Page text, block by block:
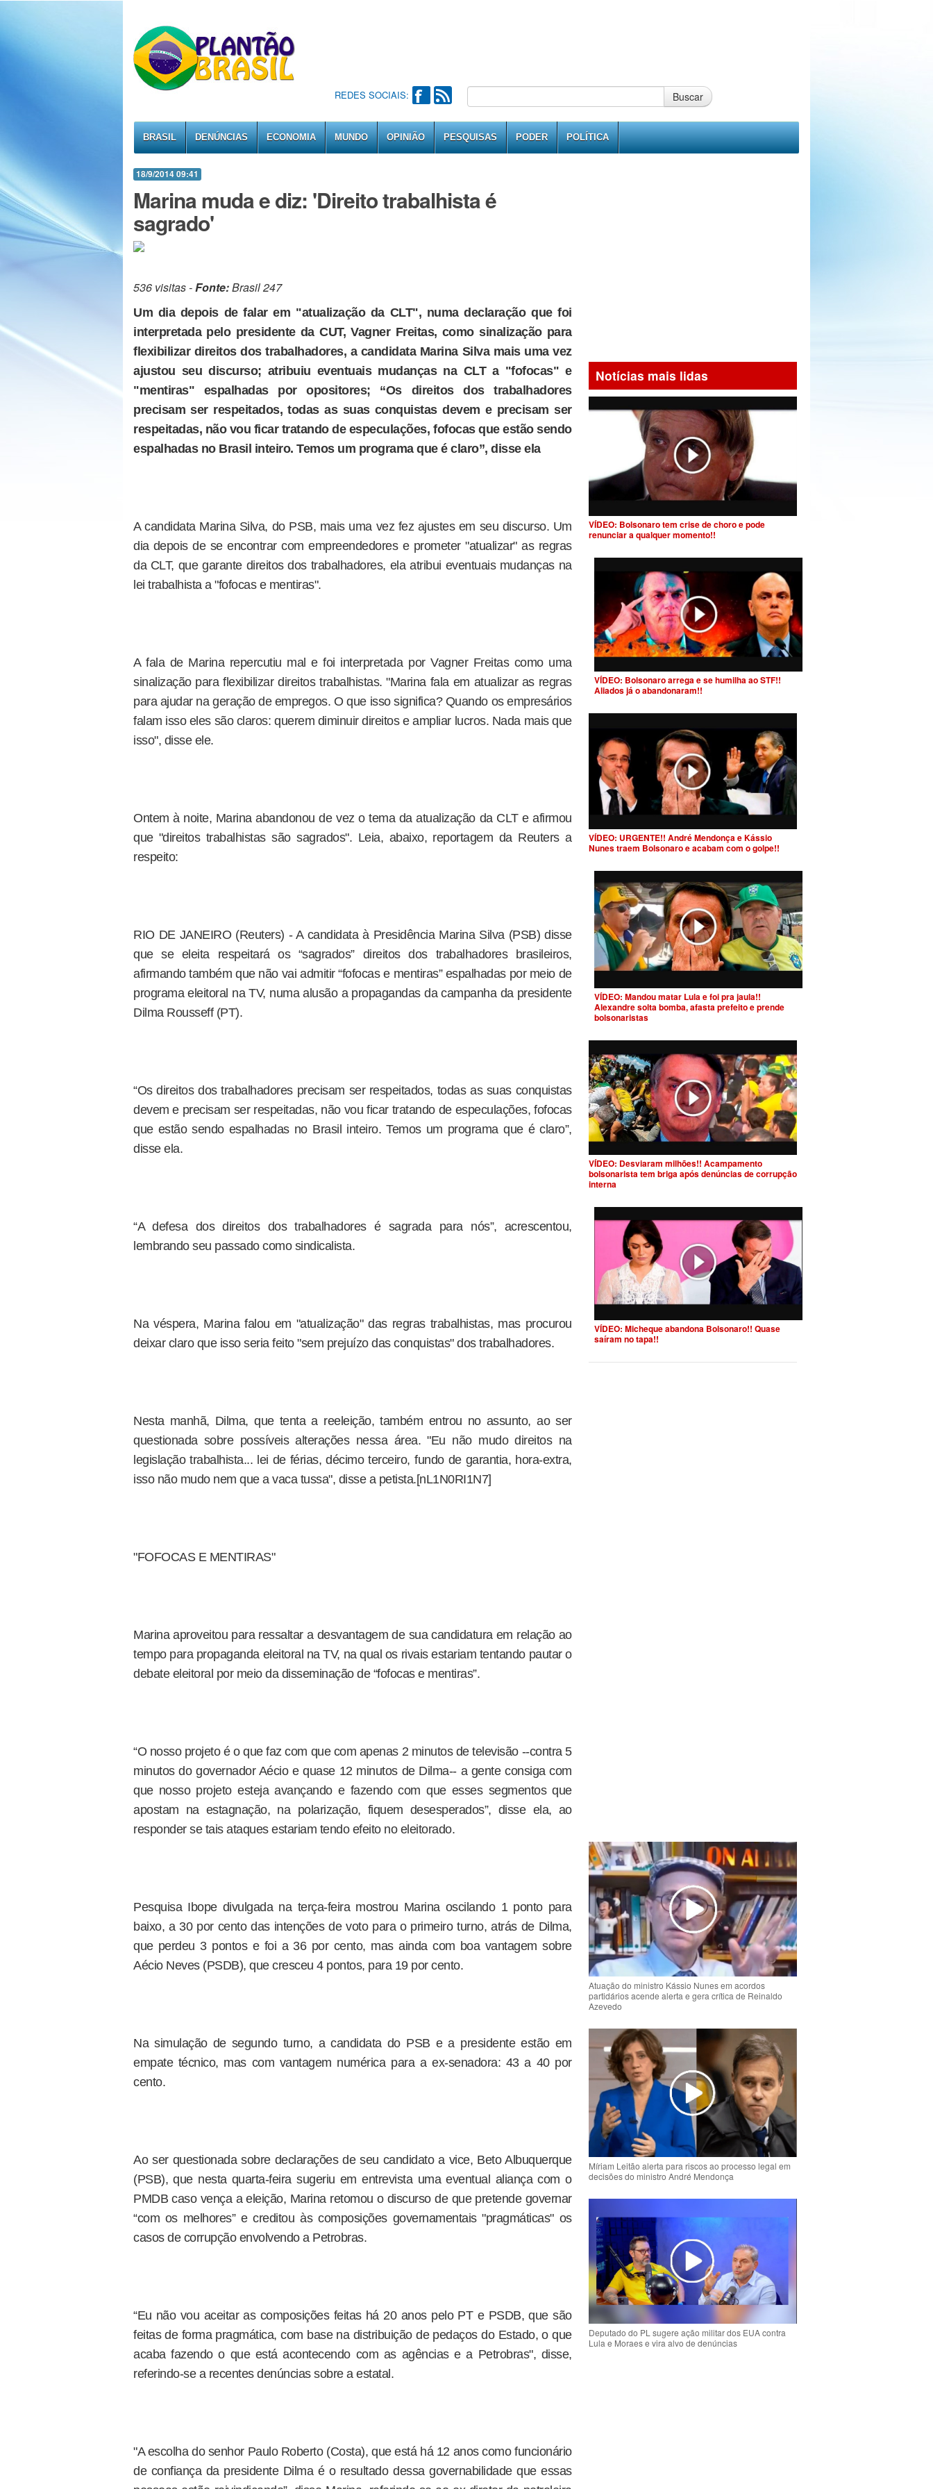
REDES SOCIAIS: Buscar
BRASIL DENÚNCIAS ECONOMIA MUNDO OPINIÃO PESQUISAS PODER POLÍTICA
18/9/2014 09:41
Marina muda e diz: 'Direito trabalhista é
sagrado'
536 visitas -Fonte:Brasil 247
Um dia depois de falar em "atualização da CLT", numa declaração que foi
interpretada pelo presidente da CUT, Vagner Freitas, como sinalização para
flexibilizar direitos dos trabalhadores, a candidata Marina Silva mais uma vez
ajustou seu discurso; atribuiu eventuais mudanças na CLT a "fofocas" e
"mentiras" espalhadas por opositores; “Os direitos dos trabalhadores
precisam ser respeitados, todas as suas conquistas devem e precisam ser
respeitadas, não vou ficar tratando de especulações, fofocas que estão sendo
espalhadas no Brasil inteiro. Temos um programa que é claro”, disse ela
A candidata Marina Silva, do PSB, mais uma vez fez ajustes em seu discurso. Um
dia depois de se encontrar com empreendedores e prometer "atualizar" as regras
da CLT, que garante direitos dos trabalhadores, ela atribui eventuais mudanças na
lei trabalhista a "fofocas e mentiras".
A fala de Marina repercutiu mal e foi interpretada por Vagner Freitas como uma
sinalização para flexibilizar direitos trabalhistas. "Marina fala em atualizar as regras
para ajudar na geração de empregos. O que isso significa? Quando os empresários
falam isso eles são claros: querem diminuir direitos e ampliar lucros. Nada mais que
isso", disse ele.
Ontem à noite, Marina abandonou de vez o tema da atualização da CLT e afirmou
que "direitos trabalhistas são sagrados". Leia, abaixo, reportagem da Reuters a
respeito:
RIO DE JANEIRO (Reuters) - A candidata à Presidência Marina Silva (PSB) disse
que se eleita respeitará os “sagrados” direitos dos trabalhadores brasileiros,
afirmando também que não vai admitir “fofocas e mentiras” espalhadas por meio de
programa eleitoral na TV, numa alusão a propagandas da campanha da presidente
Dilma Rousseff (PT).
“Os direitos dos trabalhadores precisam ser respeitados, todas as suas conquistas
devem e precisam ser respeitadas, não vou ficar tratando de especulações, fofocas
que estão sendo espalhadas no Brasil inteiro. Temos um programa que é claro”,
disse ela.
“A defesa dos direitos dos trabalhadores é sagrada para nós”, acrescentou,
lembrando seu passado como sindicalista.
Na véspera, Marina falou em "atualização" das regras trabalhistas, mas procurou
deixar claro que isso seria feito "sem prejuízo das conquistas" dos trabalhadores.
Nesta manhã, Dilma, que tenta a reeleição, também entrou no assunto, ao ser
questionada sobre possíveis alterações nessa área. "Eu não mudo direitos na
legislação trabalhista... lei de férias, décimo terceiro, fundo de garantia, hora-extra,
isso não mudo nem que a vaca tussa", disse a petista.[nL1N0RI1N7]
"FOFOCAS E MENTIRAS"
Marina aproveitou para ressaltar a desvantagem de sua candidatura em relação ao
tempo para propaganda eleitoral na TV, na qual os rivais estariam tentando pautar o
debate eleitoral por meio da disseminação de “fofocas e mentiras”.
“O nosso projeto é o que faz com que com apenas 2 minutos de televisão --contra 5
minutos do governador Aécio e quase 12 minutos de Dilma-- a gente consiga com
que nosso projeto esteja avançando e fazendo com que esses segmentos que
apostam na estagnação, na polarização, fiquem desesperados”, disse ela, ao
responder se tais ataques estariam tendo efeito no eleitorado.
Pesquisa Ibope divulgada na terça-feira mostrou Marina oscilando 1 ponto para
baixo, a 30 por cento das intenções de voto para o primeiro turno, atrás de Dilma,
que perdeu 3 pontos e foi a 36 por cento, mas ainda com boa vantagem sobre
Aécio Neves (PSDB), que cresceu 4 pontos, para 19 por cento.
Na simulação de segundo turno, a candidata do PSB e a presidente estão em
empate técnico, mas com vantagem numérica para a ex-senadora: 43 a 40 por
cento.
Ao ser questionada sobre declarações de seu candidato a vice, Beto Albuquerque
(PSB), que nesta quarta-feira sugeriu em entrevista uma eventual aliança com o
PMDB caso vença a eleição, Marina retomou o discurso de que pretende governar
“com os melhores” e creditou às composições governamentais "pragmáticas" os
casos de corrupção envolvendo a Petrobras.
“Eu não vou aceitar as composições feitas há 20 anos pelo PT e PSDB, que são
feitas de forma pragmática, com base na distribuição de pedaços do Estado, o que
acaba fazendo o que está acontecendo com as agências e a Petrobras", disse,
referindo-se a recentes denúncias sobre a estatal.
"A escolha do senhor Paulo Roberto (Costa), que está há 12 anos como funcionário
de confiança da presidente Dilma é o resultado dessa governabilidade que essas
Notícias mais lidas
VÍDEO: Bolsonaro tem crise de choro e pode
renunciar a qualquer momento!!
VÍDEO: Bolsonaro arrega e se humilha ao STF!!
Aliados já o abandonaram!!
VÍDEO: URGENTE!! André Mendonça e Kássio
Nunes traem Bolsonaro e acabam com o golpe!!
VÍDEO: Mandou matar Lula e foi pra jaula!!
Alexandre solta bomba, afasta prefeito e prende
bolsonaristas
VÍDEO: Desviaram milhões!! Acampamento
bolsonarista tem briga após denúncias de corrupção
interna
VÍDEO: Micheque abandona Bolsonaro!! Quase
saíram no tapa!!
Atuação do ministro Kássio Nunes em acordos
partidários acende alerta e gera crítica de Reinaldo
Azevedo
Míriam Leitão alerta para riscos ao processo legal em
decisões do ministro André Mendonça
Deputado do PL sugere ação militar dos EUA contra
Lula e Moraes e vira alvo de denúncias